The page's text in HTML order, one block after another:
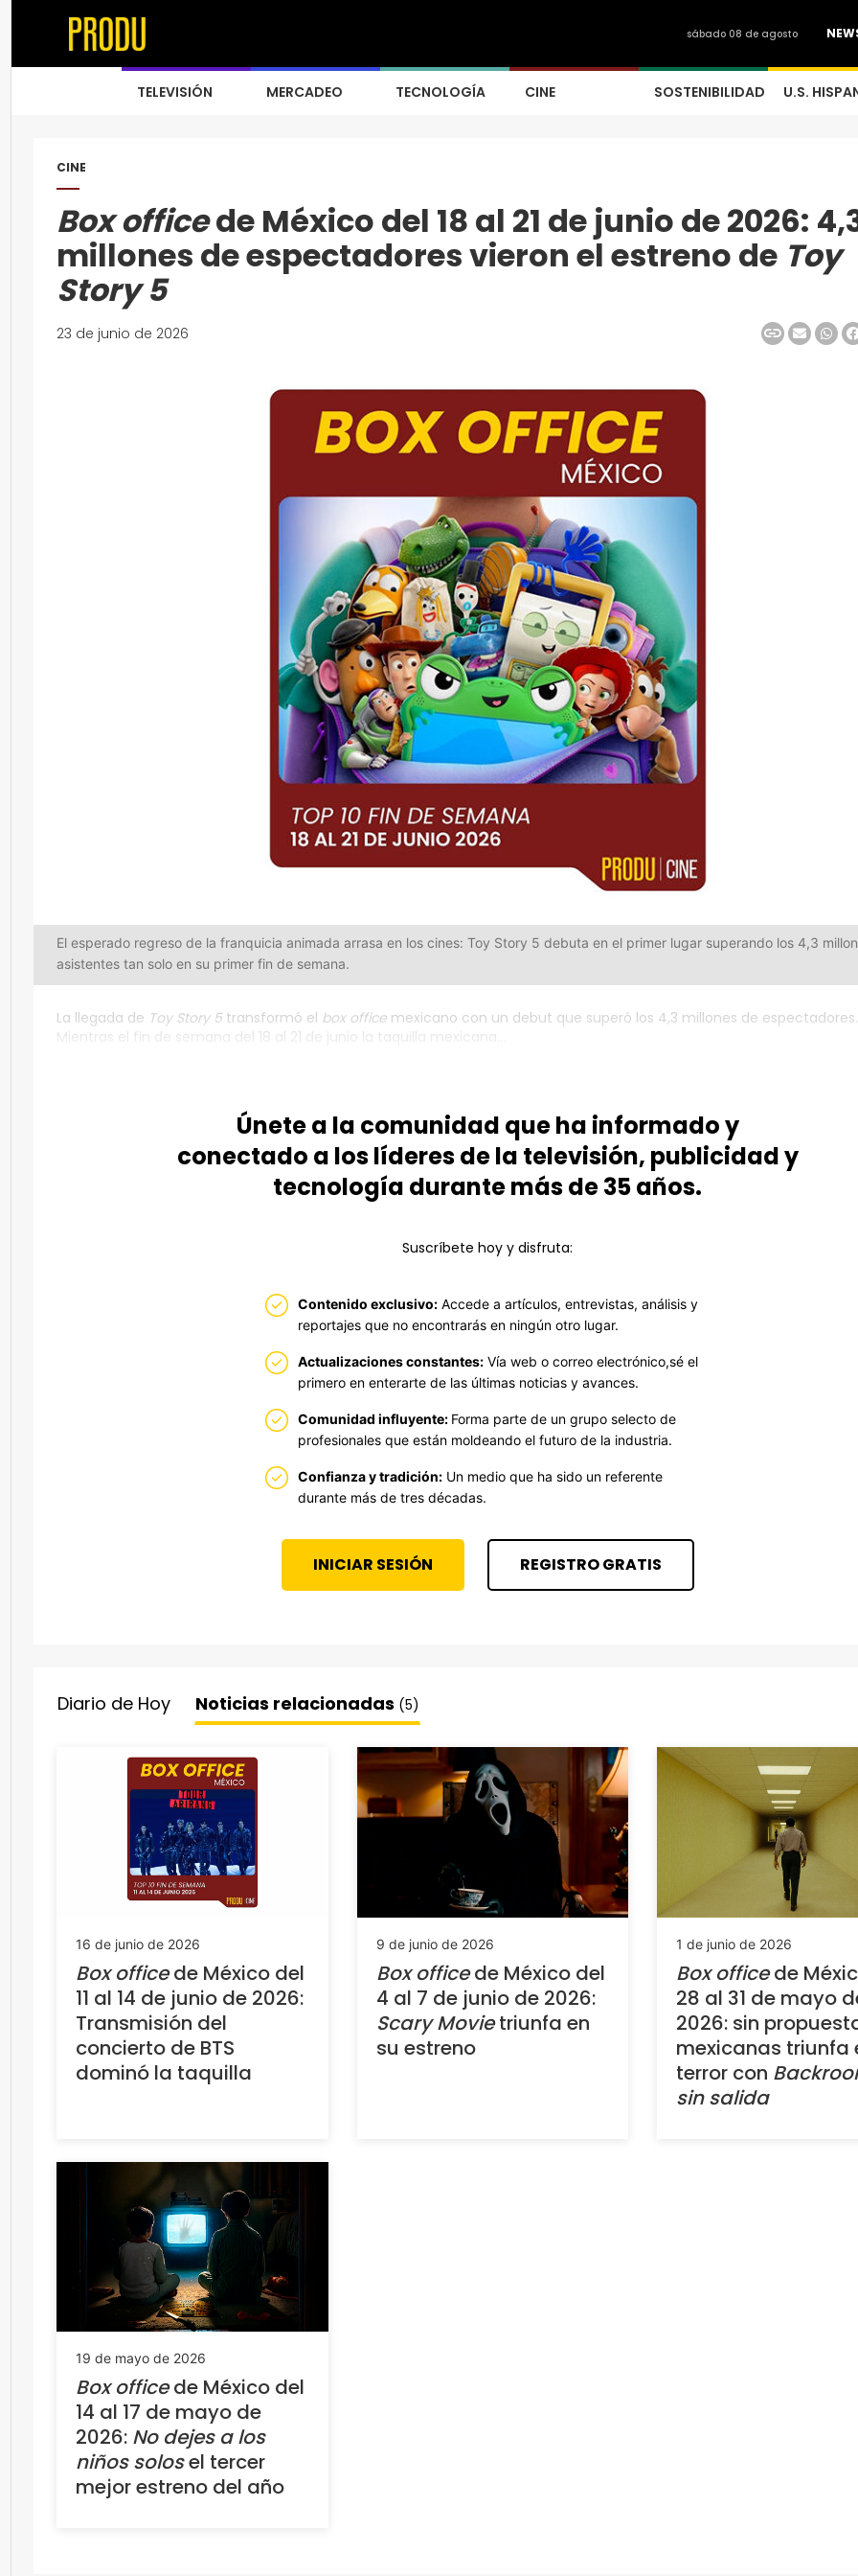
sábado 08 de agosto
TELEVISIÓN MERCADEO TECNOLOGÍA CINE SOSTENIBILIDAD U.S.
CINE
Box officede México del 18 al 21 de junio de 2026:
millones de espectadores vieron el estreno de Toy
Story 5
23 de junio de 2026
El esperado regreso de la franquicia animada arrasa en los cines: Toy Story 5 debuta en el primer lugar superando los 4,3
asistentes tan solo en su primer fin de semana.
La llegada de Toy Story 5transformó el box office mexicano con un debut que superó los 4,3 millones de espectadores.
Mientras el fin de semana del 18 al 21 de junio la taquilla mexicana...
Únete a la comunidad que ha informado y
conectado a los líderes de la televisión, publicidad y
tecnología durante más de 35 años.
Suscríbete hoy y disfruta:
Contenido exclusivo:Accede a artículos, entrevistas, análisis y
reportajes que no encontrarás en ningún otro lugar.
Actualizaciones constantes:Vía web o correo electrónico,sé el
primero en enterarte de las últimas noticias y avances.
Comunidad influyente: Forma parte de un grupo selecto de
profesionales que están moldeando el futuro de la industria.
Confianza y tradición:Un medio que ha sido un referente
durante más de tres décadas.
INICIAR SESIÓN REGISTRO GRATIS
Diario de Hoy Noticias relacionadas (5)
16 de junio de 2026
Box officede México del
11 al 14 de junio de 2026:
Transmisión del
concierto de BTS
dominó la taquilla
9 de junio de 2026
Box officede México del
4 al 7 de junio de 2026:
Scary Movietriunfa en
su estreno
1 de junio de 2026
Box officede
28 al 31 de mayo
2026: sin
mexicanas triunfa
terror con
sin salida
19 de mayo de 2026
Box officede México del
14 al 17 de mayo de
2026: No dejes a los
niños solosel tercer
mejor estreno del año